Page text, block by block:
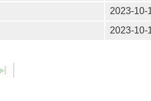
2023-10-
2023-10-